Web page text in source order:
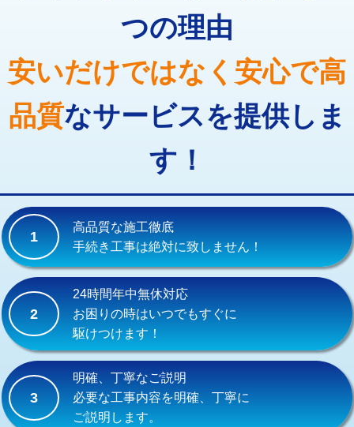
16,500円
廃棄・処分 現場見積
止水・漏水調査・防水処理・清掃・修
22,000円
止水・漏水調査・防水処理・清掃・修
理・調整・分解・加工など（重作業）
33,000円
その他部品の脱着 8,800円～
交換・取付(単水栓（壁付・デッキ
式）)
13,200円+材料費
交換・取付(混合水栓（壁付・デッキ
式・ワンホール）)
16,500円+材料費
交換・取付(排水栓・排水トラップ
（P/S/ポップアップ））
交換・取付（その他部品）
持込商品取付（単水栓）
持込商品取付（混合水栓） 16,500円
つの理由
安いだけではなく安心で高
品質なサービスを提供しま
す！
1
高品質な施工徹底
手続き工事は絶対に致しません！
2
24時間年中無休対応
お困りの時はいつでもすぐに
駆けつけます！
3
明確、丁寧なご説明
必要な工事内容を明確、丁寧に
ご説明します。